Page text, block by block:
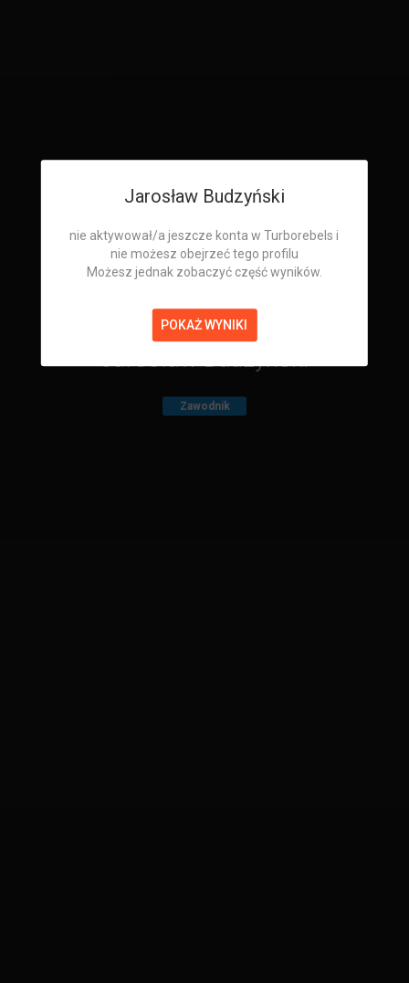
Jarosław Budzyński
nie aktywował/a jeszcze konta w Turborebels i
nie możesz obejrzeć tego profilu
Możesz jednak zobaczyć część wyników.
POKAŻ WYNIKI
Zawodnik